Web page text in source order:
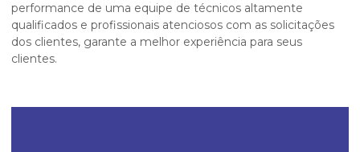
performance de uma equipe de técnicos altamente
qualificados e profissionais atenciosos com as solicitações
dos clientes, garante a melhor experiência para seus
clientes.